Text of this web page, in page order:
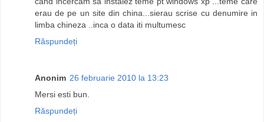
erau de pe un site din china...sierau scrise cu denumire in
limba chineza ..inca o data iti multumesc
Răspundeți
Anonim 26 februarie 2010 la 13:23
Mersi esti bun.
Răspundeți